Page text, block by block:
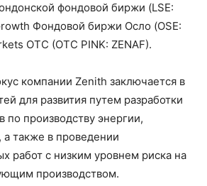
фондовой биржи (LSE:
Фондовой биржи Осло (OSE:
OTC (OTC PINK: ZENAF).
компании Zenith заключается в
для развития путем разработки
по производству энергии,
также в проведении
работ с низким уровнем риска на
производством.